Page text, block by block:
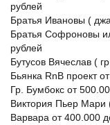
рублей
Братья Ивановы (
Братья Софроновы
рублей
Бутусов Вячеслав (
Бьянка RnB проект
Гр. Бумбокс от
Виктория Пьер Мари
Варвара от 400.000